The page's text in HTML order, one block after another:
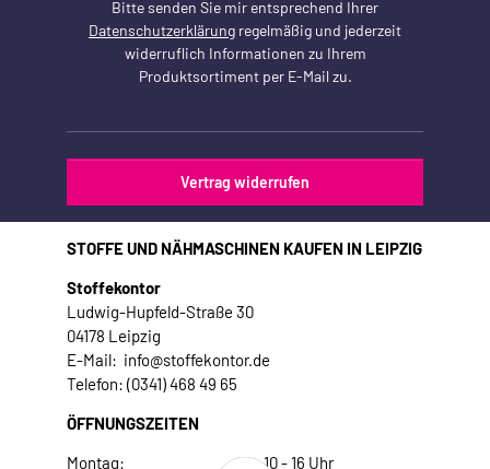
Bitte senden Sie mir entsprechend Ihrer
Datenschutzerklärung regelmäßig und jederzeit
widerruflich Informationen zu Ihrem
Produktsortiment per E-Mail zu.
Vertrag widerrufen
STOFFE UND NÄHMASCHINEN KAUFEN IN LEIPZIG
Stoffekontor
Ludwig-Hupfeld-Straße 30
04178 Leipzig
E-Mail: info@stoffekontor.de
Telefon: (0341) 468 49 65
ÖFFNUNGSZEITEN
Montag:
10 - 16 Uhr